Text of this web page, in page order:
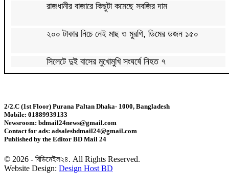
রাজধানীর বাজারে কিছুটা কমেছে সবজির দাম
২০০ টাকার নিচে নেই মাছ ও মুরগি, ডিমের ডজন ১৫০
সিলেটে দুই বাসের মুখোমুখি সংঘর্ষে নিহত ৭
বগুড়ায় বাসচাপায় নিহত ৬
জন্মসূত্রে মার্কিন নাগরিকত্ব সীমিতের বিলে স্বাক্ষর করলেন
ট্রাম্প
জুলাই গণঅভ্যুত্থান বিতর্কিত করার অপচেষ্টা চলছে:
2/2.C (1st Floor) Purana Paltan Dhaka- 1000, Bangladesh
Mobile: 01889939133
Newsroom: bdmail24news@gmail.com
Contact for ads: adsalesbdmail24@gmail.com
Published by the Editor BD Mail 24
© 2026 - বিডিমেইল২৪. All Rights Reserved.
Website Design: Design Host BD